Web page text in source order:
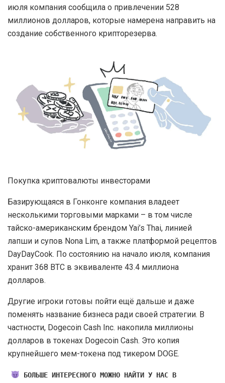
июля компания сообщила о привлечении 528
миллионов долларов, которые намерена направить на
создание собственного крипторезерва.
Покупка криптовалюты инвесторами
Базирующаяся в Гонконге компания владеет
несколькими торговыми марками – в том числе
тайско-американским брендом Yai’s Thai, линией
лапши и супов Nona Lim, а также платформой рецептов
DayDayCook. По состоянию на начало июля, компания
хранит 368 BTC в эквиваленте 43.4 миллиона
долларов.
Другие игроки готовы пойти ещё дальше и даже
поменять название бизнеса ради своей стратегии. В
частности, Dogecoin Cash Inc. накопила миллионы
долларов в токенах Dogecoin Cash. Это копия
крупнейшего мем-токена под тикером DOGE.
БОЛЬШЕ ИНТЕРЕСНОГО МОЖНО НАЙТИ У НАС В